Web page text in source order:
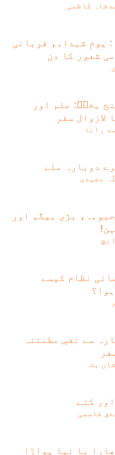
کاظمی
: یومِ شہداء، قربانی
شعور کا دن
بخشؒ: علم اور
لازوال سفر
رانا
دوبارہ ملے
مجیدی
بڑی بیگم اور
نظام کیسے
سے نفسِ مطمئنہ
بٹ
کتے
قاسمی
یا نیا پواڑا